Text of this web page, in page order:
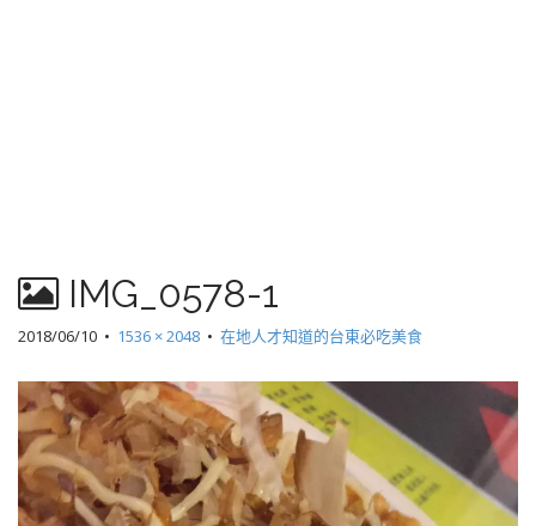
IMG_0578-1
2018/06/10 • 1536 × 2048 • 在地人才知道的台東必吃美食